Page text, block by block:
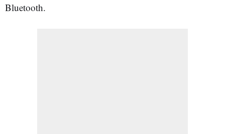
Bluetooth.